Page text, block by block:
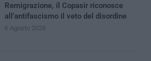
Remigrazione, il Copasir riconosce
all’antifascismo il veto del disordine
6 Agosto 2026